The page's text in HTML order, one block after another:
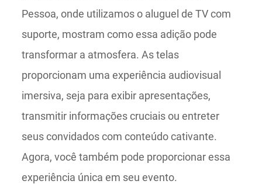
Pessoa, onde utilizamos o aluguel de TV com
suporte, mostram como essa adição pode
transformar a atmosfera. As telas
proporcionam uma experiência audiovisual
imersiva, seja para exibir apresentações,
transmitir informações cruciais ou entreter
seus convidados com conteúdo cativante.
Agora, você também pode proporcionar essa
experiência única em seu evento.